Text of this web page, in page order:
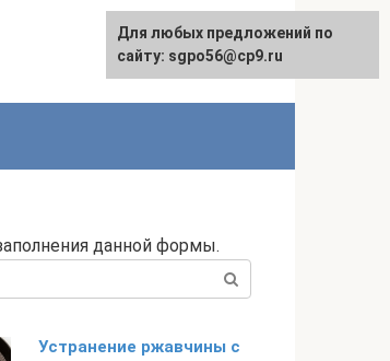
English
данной формы.
Устранение ржавчины с
Для любых предложений по
сайту: sgpo56@cp9.ru